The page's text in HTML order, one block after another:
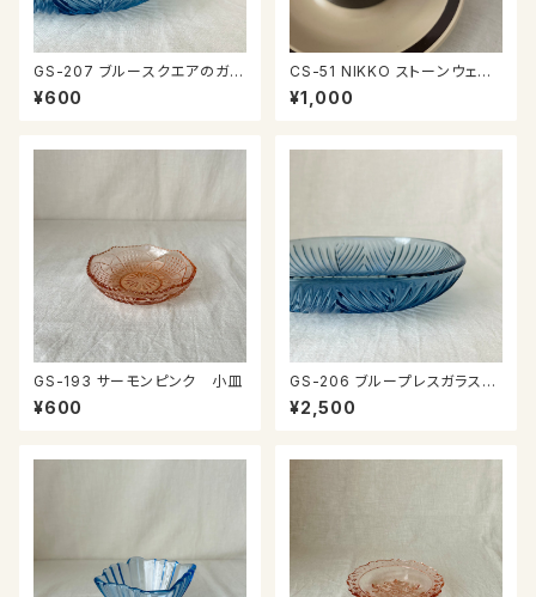
GS-207 ブルースクエアのガラ
ス器
¥600
CS-51 NIKKO ストーンウェア
カップ＆ソーサー
¥1,000
GS-193 サーモンピンク 小皿
¥600
GS-206 ブループレスガラスの
器
¥2,500